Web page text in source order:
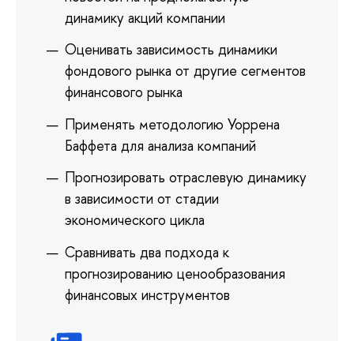
динамику акций компании
Оценивать зависимость динамики
фондового рынка от другие сегментов
финансового рынка
Применять методологию Уоррена
Баффета для анализа компаний
Прогнозировать отраслевую динамику
в зависимости от стадии
экономического цикла
Сравнивать два подхода к
прогнозированию ценообразования
финансовых инструментов